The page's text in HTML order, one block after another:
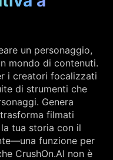
un personaggio,
mondo di contenuti.
i creatori focalizzati
di strumenti che
Genera
filmati
tua storia con il
funzione per
CrushOn.AI non è